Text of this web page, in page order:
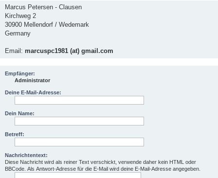
Marcus Petersen - Clausen
Kirchweg 2
30900 Mellendorf / Wedemark
Germany
Email: marcuspc1981 (at) gmail.com
Empfänger:
Administrator
Deine E-Mail-Adresse:
Dein Name:
Betreff:
Nachrichtentext:
Diese Nachricht wird als reiner Text verschickt, verwende daher kein HTML oder
BBCode. Als Antwort-Adresse für die E-Mail wird deine E-Mail-Adresse angegeben.